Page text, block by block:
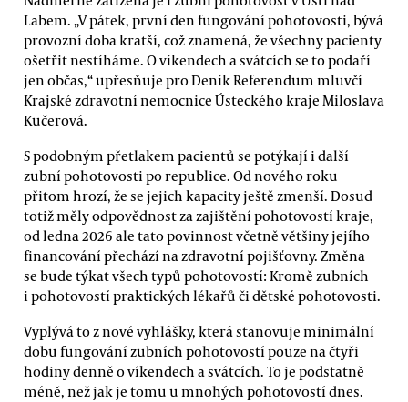
Labem. „V pátek, první den fungování pohotovosti, bývá
provozní doba kratší, což znamená, že všechny pacienty
ošetřit nestíháme. O víkendech a svátcích se to podaří
jen občas,“ upřesňuje pro Deník Referendum mluvčí
Krajské zdravotní nemocnice Ústeckého kraje Miloslava
Kučerová.
S podobným přetlakem pacientů se potýkají i další
zubní pohotovosti po republice. Od nového roku
přitom hrozí, že se jejich kapacity ještě zmenší. Dosud
totiž měly odpovědnost za zajištění pohotovostí kraje,
od ledna 2026 ale tato povinnost včetně většiny jejího
financování přechází na zdravotní pojišťovny. Změna
se bude týkat všech typů pohotovostí: Kromě zubních
i pohotovostí praktických lékařů či dětské pohotovosti.
Vyplývá to z nové vyhlášky, která stanovuje minimální
dobu fungování zubních pohotovostí pouze na čtyři
hodiny denně o víkendech a svátcích. To je podstatně
méně, než jak je tomu u mnohých pohotovostí dnes.